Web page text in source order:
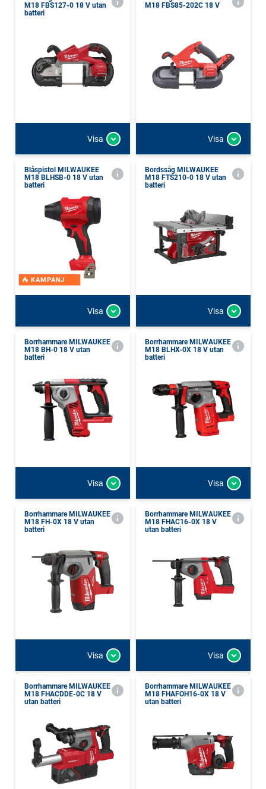
M18 FBS127-0 18 V utan
batteri
Visa
M18 FBS85-202C 18 V
Visa
Blåspistol MILWAUKEE
M18 BLHSB-0 18 V utan
batteri
KAMPANJ
Visa
Bordssåg MILWAUKEE
M18 FTS210-0 18 V utan
batteri
Visa
Borrhammare MILWAUKEE
M18 BH-0 18 V utan
batteri
Visa
Borrhammare MILWAUKEE
M18 BLHX-0X 18 V utan
batteri
Visa
Borrhammare MILWAUKEE
M18 FH-0X 18 V utan
batteri
Visa
Borrhammare MILWAUKEE
M18 FHAC16-0X 18 V
utan batteri
Visa
Borrhammare MILWAUKEE
M18 FHACDDE-0C 18 V
utan batteri
Borrhammare MILWAUKEE
M18 FHAFOH16-0X 18 V
utan batteri